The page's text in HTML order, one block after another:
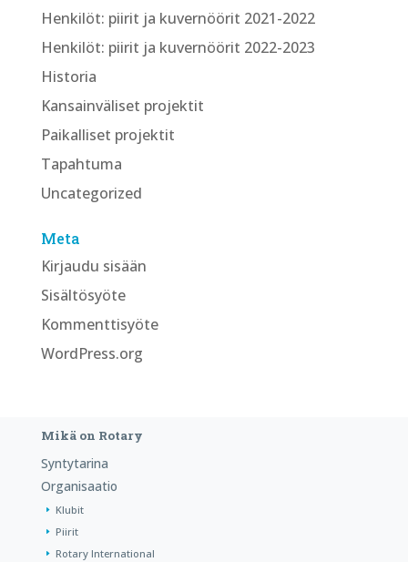
Henkilöt: piirit ja kuvernöörit 2021-2022
Henkilöt: piirit ja kuvernöörit 2022-2023
Historia
Kansainväliset projektit
Paikalliset projektit
Tapahtuma
Uncategorized
Meta
Kirjaudu sisään
Sisältösyöte
Kommenttisyöte
WordPress.org
Mikä on Rotary
Syntytarina
Organisaatio
Klubit
Piirit
Rotary International